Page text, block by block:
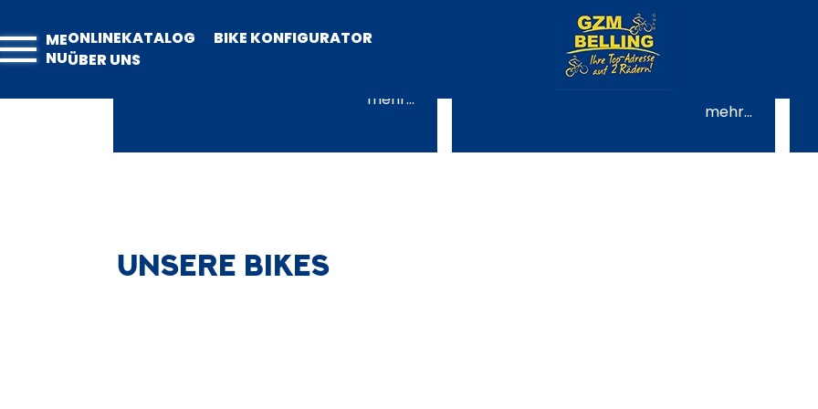
ME
NU
ONLINEKATALOG
BIKE KONFIGURATOR
ÜBER UNS
Für jeden das passende
Fahrrad! Große Auswahl &
mehr...
Unsere gut geschulten
Mitarbeiter helfen Ihnen bei
der Wahl des neuen
Fahrrads. Beliebte Fahrrad-
Marken zu unschlagbaren
mehr...
UNSERE BIKES